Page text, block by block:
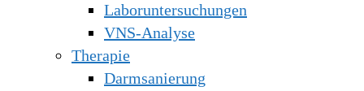
Laboruntersuchungen
VNS-Analyse
Therapie
Darmsanierung